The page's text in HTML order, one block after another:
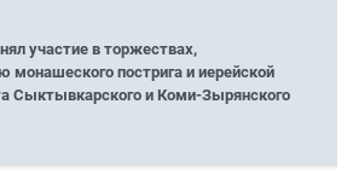
участие в торжествах,
пострига и иерейской
Сыктывкарского и Коми-Зырянского